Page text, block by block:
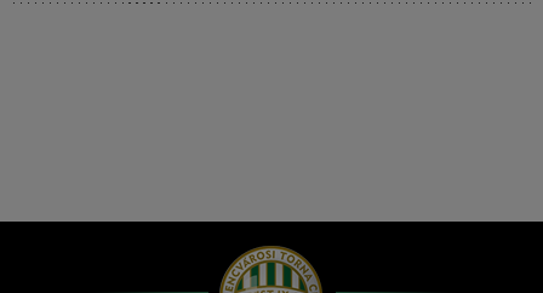
Hírek